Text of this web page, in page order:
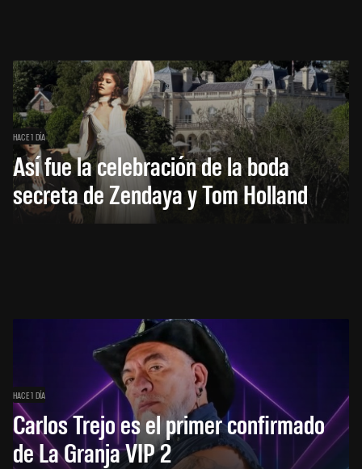
HACE 1 DÍA
Así fue la celebración de la boda
secreta de Zendaya y Tom Holland
HACE 1 DÍA
Carlos Trejo es el primer confirmado
de La Granja VIP 2